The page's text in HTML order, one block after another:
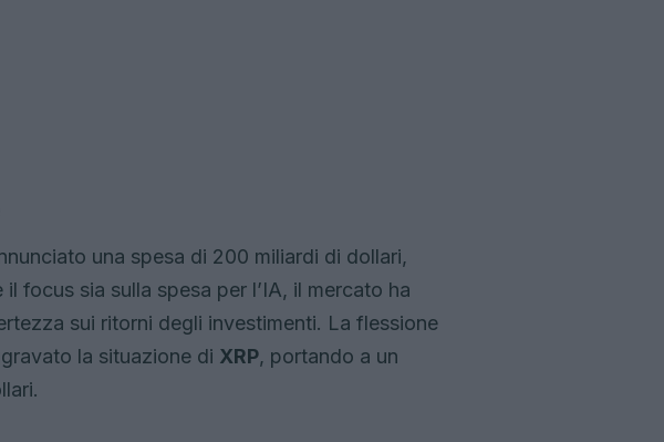
una spesa di 200 miliardi di dollari,
focus sia sulla spesa per l’IA, il mercato ha
sui ritorni degli investimenti. La flessione
la situazione di XRP, portando a un